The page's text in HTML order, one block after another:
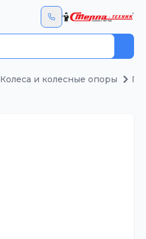
Колеса и колесные опоры По